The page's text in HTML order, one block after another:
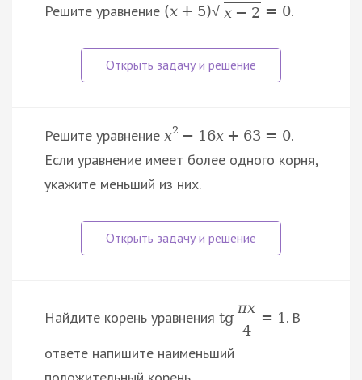
Решите уравнение (x + 5)√ x − 2 = 0.
Решите уравнение x2 − 16x + 63 = 0.
Если уравнение имеет более одного корня,
укажите меньший из них.
Найдите корень уравнения tg
πx
4
= 1 . В
ответе напишите наименьший